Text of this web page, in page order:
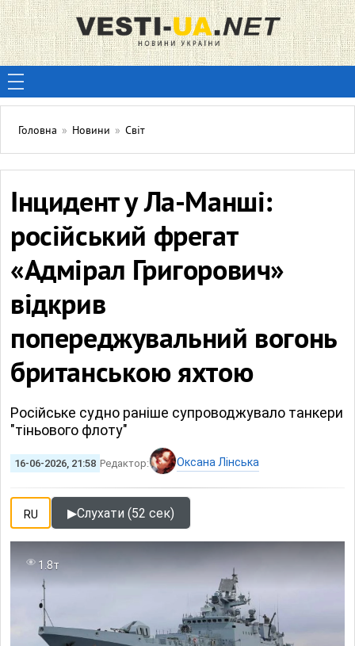
Головна » Новини » Світ
Інцидент у Ла-Манші:
російський фрегат
«Адмірал Григорович»
відкрив
попереджувальний вогонь
британською яхтою
Російське судно раніше супроводжувало танкери
"тіньового флоту"
16-06-2026, 21:58 Редактор: Оксана Лінська
RU ▶Слухати (52 сек)
1.8т